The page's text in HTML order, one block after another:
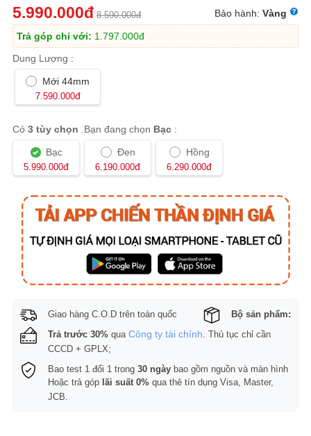
5.990.000đ 8.590.000đ Bảo hành: Vàng
Trả góp chỉ với: 1.797.000đ
Dung Lượng :
Mới 44mm
7.590.000đ
Có3 tùy chọn .Bạn đang chọn Bạc :
Bạc
5.990.000đ
Đen
6.190.000đ
Hồng
6.290.000đ
Giao hàng C.O.D trên toàn quốc
Bộ sản phẩm:
Trả trước 30% quaCông ty tài chính . Thủ tục chỉ cần
CCCD + GPLX;
Bao test 1 đổi 1 trong30 ngày bao gồm nguồn và màn hình
Hoặc trả góp lãi suất 0% qua thẻ tín dụng Visa, Master,
JCB.